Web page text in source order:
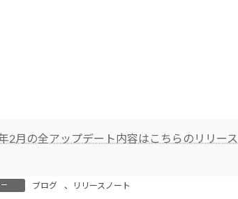
2月の全アップデート内容はこちらのリリー
ブログ 、 リリースノート